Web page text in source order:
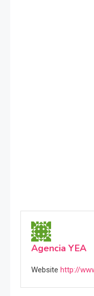
Agencia YEA
Website http://